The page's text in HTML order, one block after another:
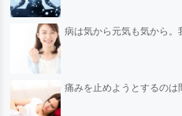
病は気から元気も気から。
痛みを止めようとするのは